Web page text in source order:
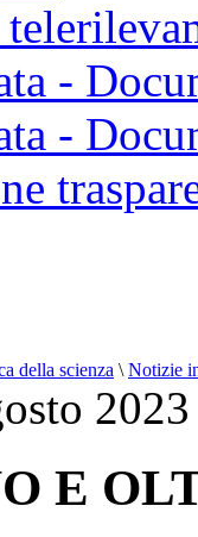
-
-
della scienza \ Notizie
E